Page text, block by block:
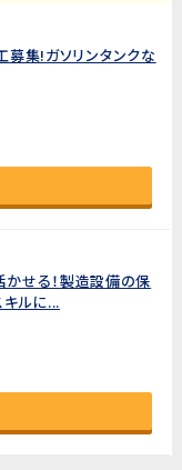
募集!ガソリンタンクな
せる！製造設備の保
キルに...